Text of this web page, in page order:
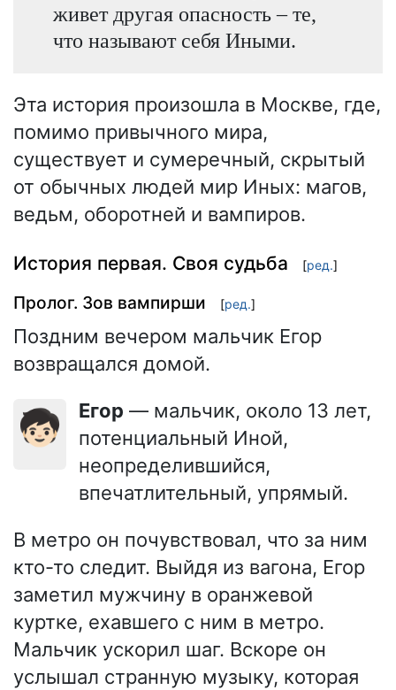
живет другая опасность – те,
что называют себя Иными.
Эта история произошла в Москве, где,
помимо привычного мира,
существует и сумеречный, скрытый
от обычных людей мир Иных: магов,
ведьм, оборотней и вампиров.
История первая. Своя судьба [ред.]
Пролог. Зов вампирши [ред.]
Поздним вечером мальчик Егор
возвращался домой.
🧒🏻 Егор — мальчик, около 13 лет,
потенциальный Иной,
неопределившийся,
впечатлительный, упрямый.
В метро он почувствовал, что за ним
кто-то следит. Выйдя из вагона, Егор
заметил мужчину в оранжевой
куртке, ехавшего с ним в метро.
Мальчик ускорил шаг. Вскоре он
услышал странную музыку, которая